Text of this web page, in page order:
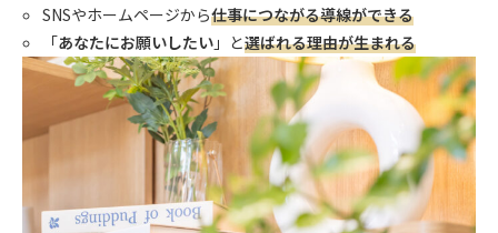
SNSやホームページから仕事につながる導線ができる
「あなたにお願いしたい 」と選ばれる理由が生まれる